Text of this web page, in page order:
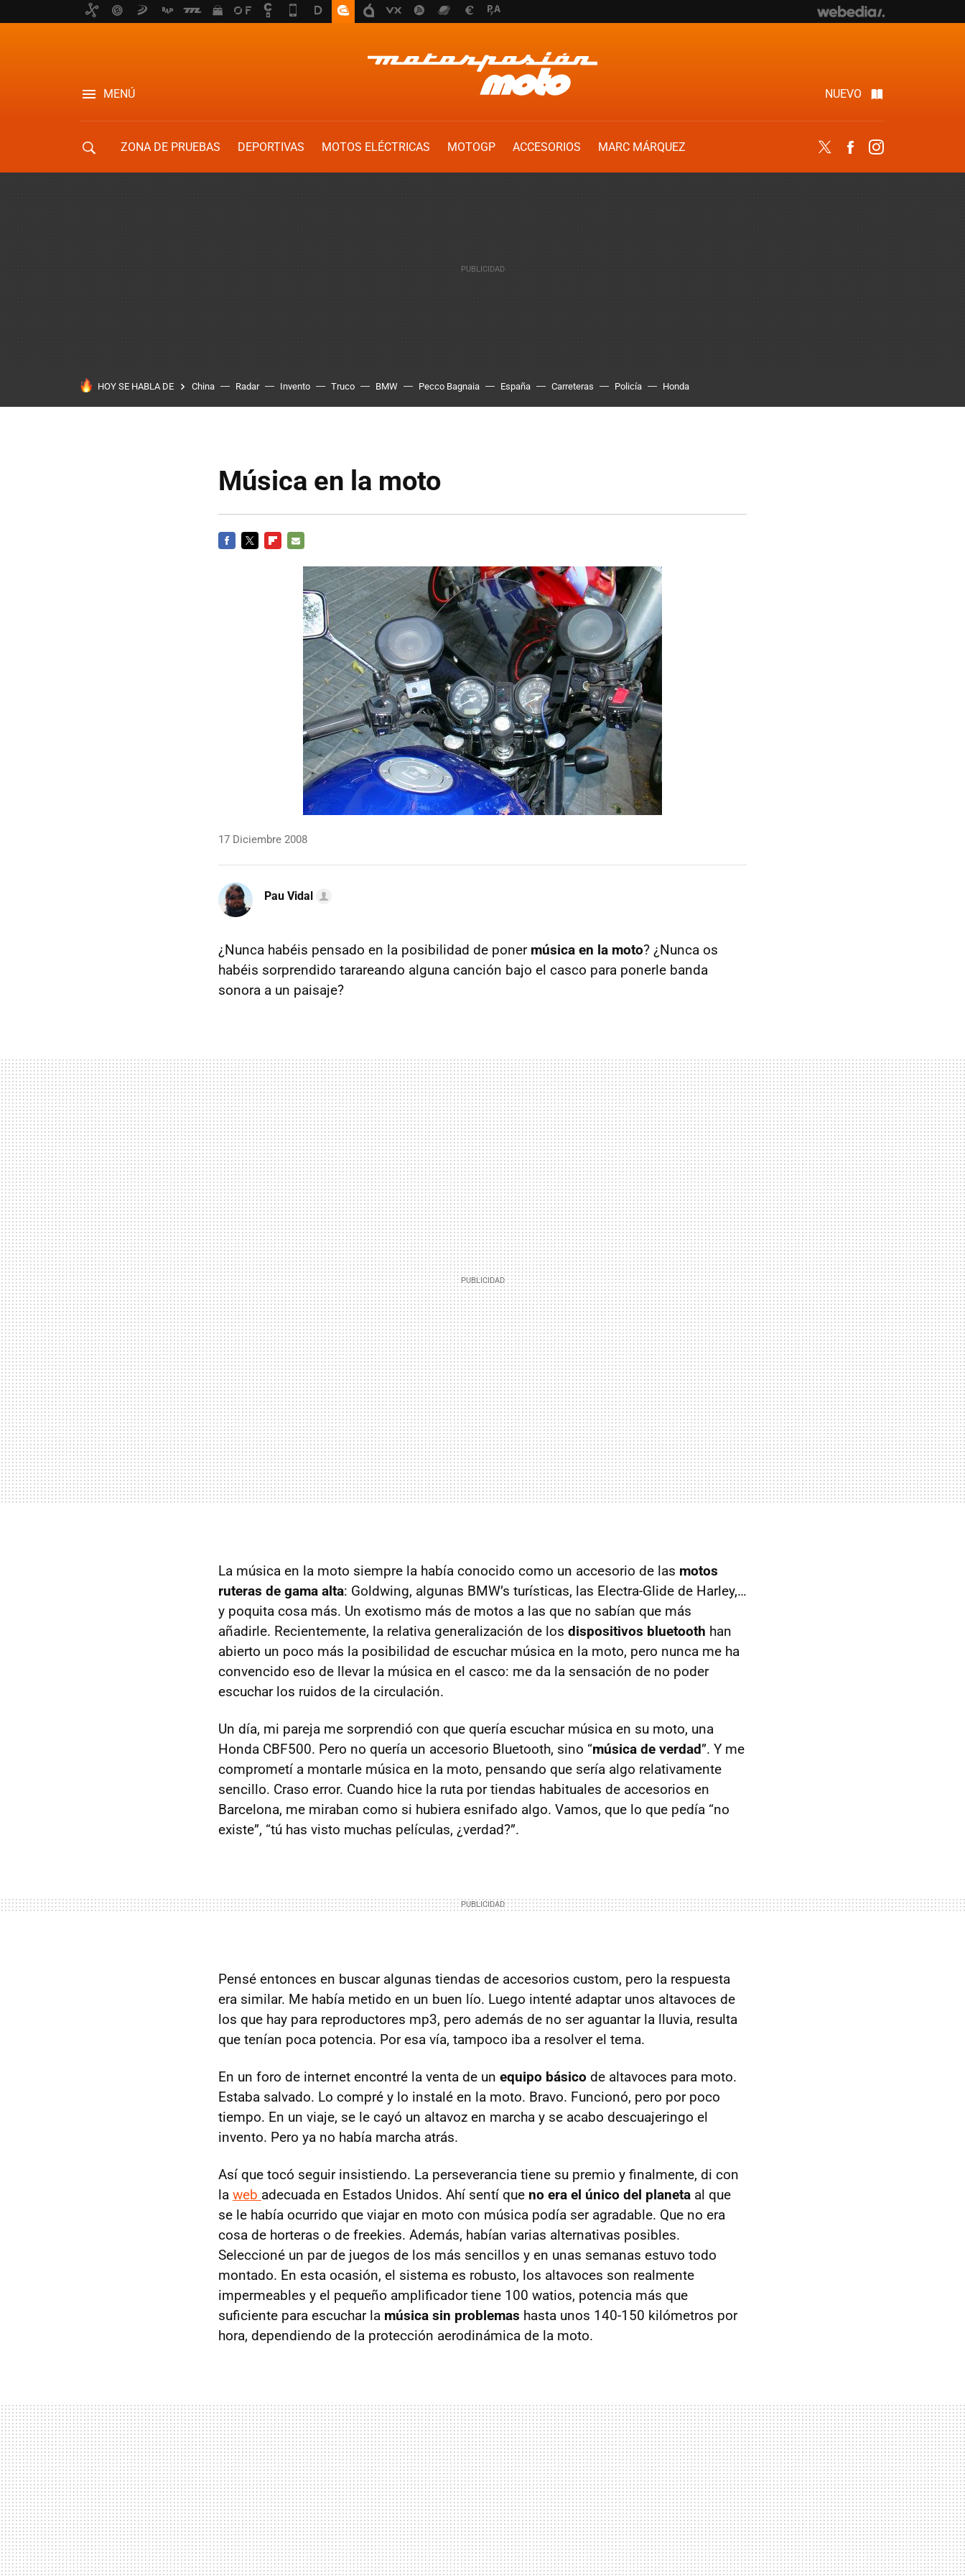
MENÚ NUEVO
ZONA DE PRUEBAS DEPORTIVAS MOTOS ELÉCTRICAS MOTOGP ACCESORIOS
MARC MÁRQUEZ
Twitter Facebook
HOY SE HABLA DE China Radar Invento Truco BMW Pecco Bagnaia España Carreteras Policía Honda
Música en la moto
MAIL
17 Diciembre 2008
Pau Vidal
¿Nunca habéis pensado en la posibilidad de poner música en la moto? ¿Nunca os
habéis sorprendido tarareando alguna canción bajo el casco para ponerle banda
sonora a un paisaje?
La música en la moto siempre la había conocido como un accesorio de las motos
ruteras de gama alta: Goldwing, algunas BMW’s turísticas, las Electra-Glide de Harley,…
y poquita cosa más. Un exotismo más de motos a las que no sabían que más
añadirle. Recientemente, la relativa generalización de los dispositivos bluetooth han
abierto un poco más la posibilidad de escuchar música en la moto, pero nunca me ha
convencido eso de llevar la música en el casco: me da la sensación de no poder
escuchar los ruidos de la circulación.
Un día, mi pareja me sorprendió con que quería escuchar música en su moto, una
Honda CBF500. Pero no quería un accesorio Bluetooth, sino “música de verdad”. Y me
comprometí a montarle música en la moto, pensando que sería algo relativamente
sencillo. Craso error. Cuando hice la ruta por tiendas habituales de accesorios en
Barcelona, me miraban como si hubiera esnifado algo. Vamos, que lo que pedía “no
existe”, “tú has visto muchas películas, ¿verdad?”.
Pensé entonces en buscar algunas tiendas de accesorios custom, pero la respuesta
era similar. Me había metido en un buen lío. Luego intenté adaptar unos altavoces de
los que hay para reproductores mp3, pero además de no ser aguantar la lluvia, resulta
que tenían poca potencia. Por esa vía, tampoco iba a resolver el tema.
En un foro de internet encontré la venta de un equipo básico de altavoces para moto.
Estaba salvado. Lo compré y lo instalé en la moto. Bravo. Funcionó, pero por poco
tiempo. En un viaje, se le cayó un altavoz en marcha y se acabo descuajeringo el
invento. Pero ya no había marcha atrás.
Así que tocó seguir insistiendo. La perseverancia tiene su premio y finalmente, di con
la web adecuada en Estados Unidos. Ahí sentí que no era el único del planeta al que
se le había ocurrido que viajar en moto con música podía ser agradable. Que no era
cosa de horteras o de freekies. Además, habían varias alternativas posibles.
Seleccioné un par de juegos de los más sencillos y en unas semanas estuvo todo
montado. En esta ocasión, el sistema es robusto, los altavoces son realmente
impermeables y el pequeño amplificador tiene 100 watios, potencia más que
suficiente para escuchar la música sin problemas hasta unos 140-150 kilómetros por
hora, dependiendo de la protección aerodinámica de la moto.